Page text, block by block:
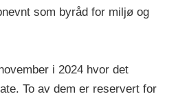
som byråd for miljø og
i 2024 hvor det
To av dem er reservert for